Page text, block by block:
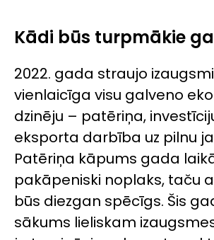
Kādi būs turpmākie
2022. gada straujo
vienlaicīga visu galveno
dzinēju – patēriņa,
eksporta darbība uz pilnu
Patēriņa kāpums gada
pakāpeniski noplaks, taču
būs diezgan spēcīgs. Šis
sākums lieliskam